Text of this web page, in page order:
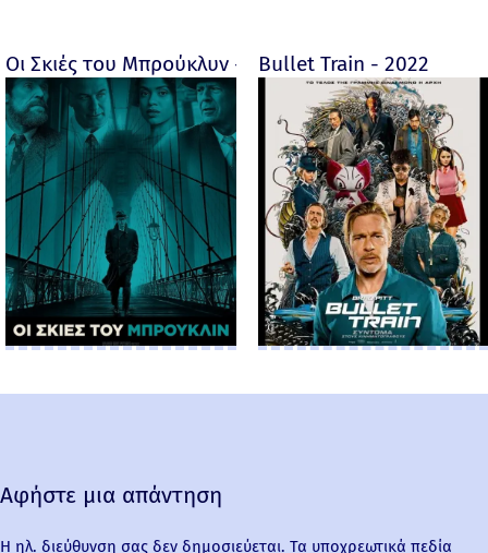
Οι Σκιές του Μπρούκλυν - Motherless Brooklyn -
Bullet Train - 2022
Αφήστε μια απάντηση
Η ηλ. διεύθυνση σας δεν δημοσιεύεται. Τα υποχρεωτικά πεδία